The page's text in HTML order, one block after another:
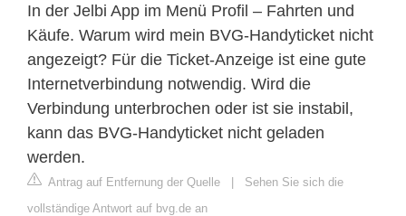
In der Jelbi App im Menü Profil – Fahrten und
Käufe. Warum wird mein BVG-Handyticket nicht
angezeigt? Für die Ticket-Anzeige ist eine gute
Internetverbindung notwendig. Wird die
Verbindung unterbrochen oder ist sie instabil,
kann das BVG-Handyticket nicht geladen
werden.
Antrag auf Entfernung der Quelle | Sehen Sie sich die
vollständige Antwort auf bvg.de an